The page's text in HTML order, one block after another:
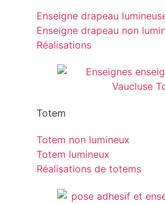
Enseigne drapeau
Enseigne drapeau non
Réalisations
Totem
Totem non lumineux
Totem lumineux
Réalisations de totems